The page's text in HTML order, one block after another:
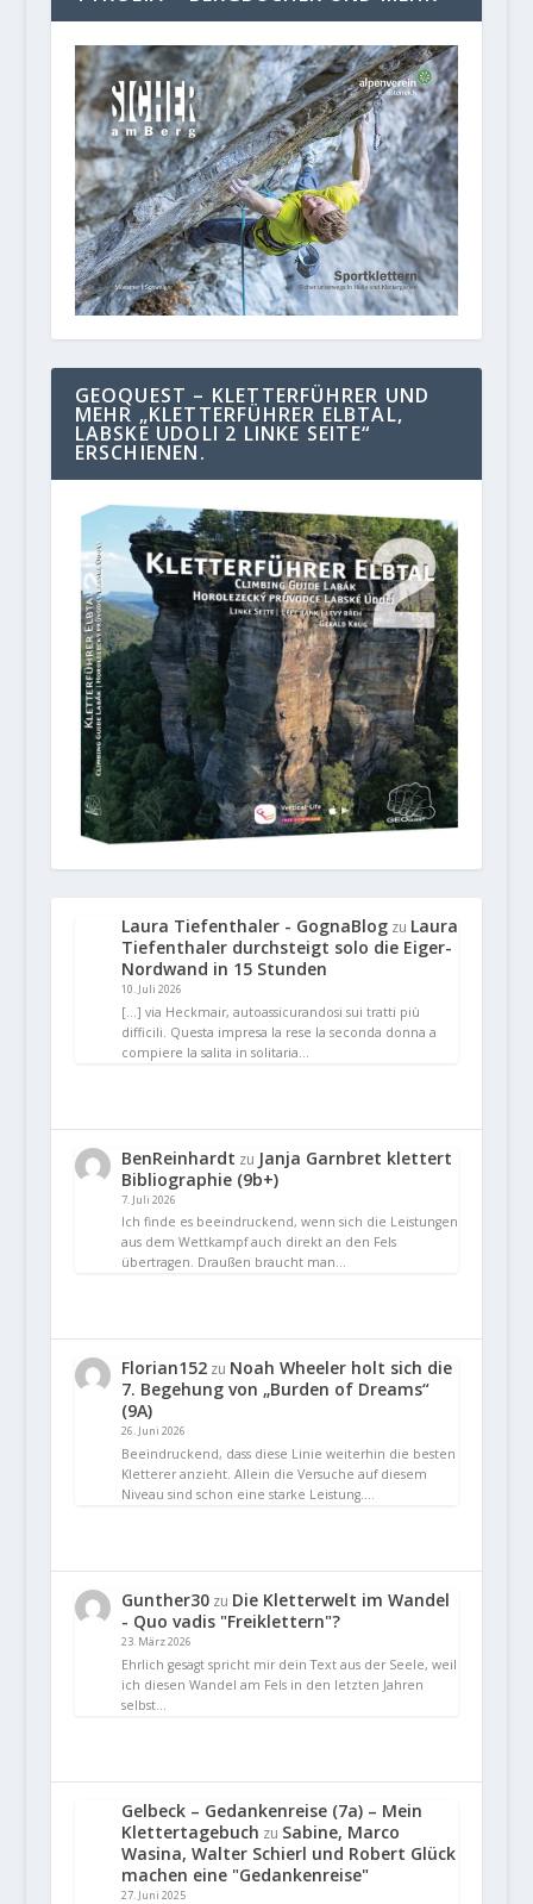
GEOQUEST – KLETTERFÜHRER UND
MEHR „KLETTERFÜHRER ELBTAL,
LABSKE UDOLI 2 LINKE SEITE“
ERSCHIENEN.
Laura Tiefenthaler - GognaBlogzu Laura
Tiefenthaler durchsteigt solo die Eiger-
Nordwand in 15 Stunden
10. Juli 2026
[…] via Heckmair, autoassicurandosi sui tratti più
difficili. Questa impresa la rese la seconda donna a
compiere la salita in solitaria…
BenReinhardt zu Janja Garnbret klettert
Bibliographie (9b+)
7. Juli 2026
Ich finde es beeindruckend, wenn sich die Leistungen
aus dem Wettkampf auch direkt an den Fels
übertragen. Draußen braucht man…
Florian152zu Noah Wheeler holt sich die
7. Begehung von „Burden of Dreams“
(9A)
26. Juni 2026
Beeindruckend, dass diese Linie weiterhin die besten
Kletterer anzieht. Allein die Versuche auf diesem
Niveau sind schon eine starke Leistung.…
Gunther30zu Die Kletterwelt im Wandel
- Quo vadis "Freiklettern"?
23. März 2026
Ehrlich gesagt spricht mir dein Text aus der Seele, weil
ich diesen Wandel am Fels in den letzten Jahren
selbst…
Gelbeck – Gedankenreise (7a) – Mein
Klettertagebuch zu Sabine, Marco
Wasina, Walter Schierl und Robert Glück
machen eine "Gedankenreise"
27. Juni 2025